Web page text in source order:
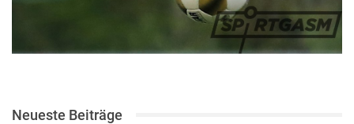
Neueste Beiträge